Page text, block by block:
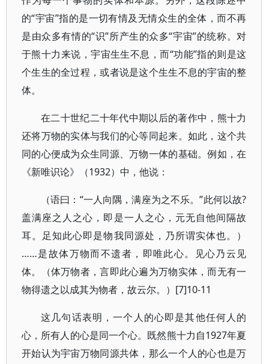
的“宇宙”指的是一切有情及无情众生的全体，而不再
是由众多有情的“识”所产生的众多“宇宙”的统称。对
于熊十力来说，宇宙生生不息，而“功能”指的则是这
个生生的全过程，或者说是这个生生不息的宇宙的整
体。
在二十世纪二十年代中期以后的著作中，熊十力
还将万物的实体与我们的心等同起来。如此，这个共
同的心便成为众生同源、万物一体的基础。例如，在
《新唯识论》（1932）中，他说：
（语曰：“一人向隅，满座为之不乐。”此何以故?
盖满座之人之心，即是一人之心，元无自他间隔故
耳。足知此心即是物我同源处，乃所谓实体也。）
……是故体万物而不遗者，即唯此心。见心乃云见
体。（体万物者，言即此心遍为万物实体，而无有一
物得遗之以成其为物者，故云尔。）[7]10-11
这几句话表明，一个人的心即是其他任何人的
心，所有人的心是同一个心。既然熊十力自1927年夏
开始认为宇宙万物同源共体，那么一个人的心也是万